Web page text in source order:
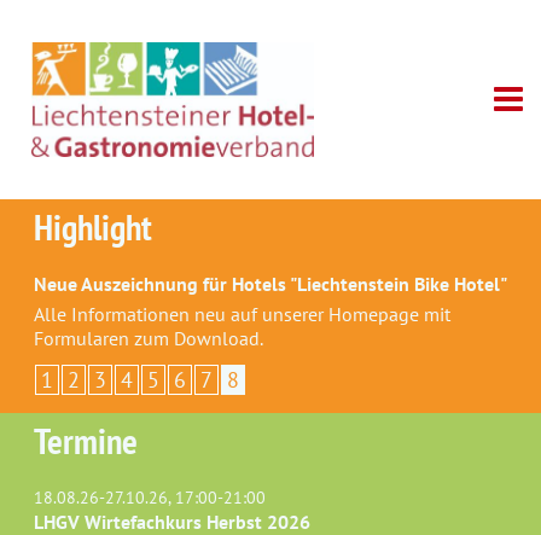
Highlight
Neue Auszeichnung für Hotels "Liechtenstein Bike Hotel"
Alle Informationen neu auf unserer Homepage mit
Formularen zum Download.
1 2 3 4 5 6 7 8
Termine
18.08.26-27.10.26, 17:00-21:00
LHGV Wirtefachkurs Herbst 2026